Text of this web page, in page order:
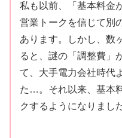
私も以前、「基本料金
営業トークを信じて別
あります。しかし、数
ると、謎の「調整費」
て、大手電力会社時代
た…。それ以来、基本
クするようになりまし